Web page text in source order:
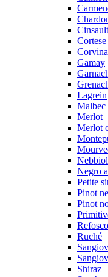
Cinsault
Cortese
Corvina
Gamay
Lagrein
Malbec
Merlot
Merlot
Negro
Petite
Pinot
Pinot
Refosco
Ruché
Shiraz